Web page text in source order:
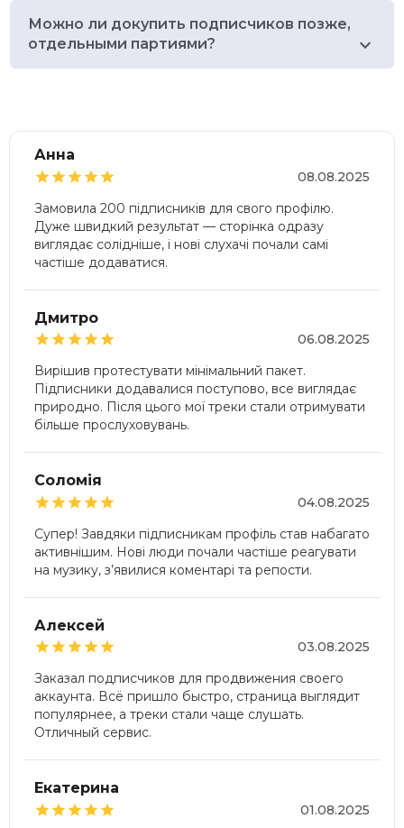
Можно ли докупить подписчиков позже,
отдельными партиями?
Анна

08.08.2025
Замовила 200 підписників для свого профілю.
Дуже швидкий результат — сторінка одразу
виглядає солідніше, і нові слухачі почали самі
частіше додаватися.
Дмитро

06.08.2025
Вирішив протестувати мінімальний пакет.
Підписники додавалися поступово, все виглядає
природно. Після цього мої треки стали отримувати
більше прослуховувань.
Соломія

04.08.2025
Супер! Завдяки підписникам профіль став набагато
активнішим. Нові люди почали частіше реагувати
на музику, з’явилися коментарі та репости.
Алексей

03.08.2025
Заказал подписчиков для продвижения своего
аккаунта. Всё пришло быстро, страница выглядит
популярнее, а треки стали чаще слушать.
Отличный сервис.
Екатерина

01.08.2025